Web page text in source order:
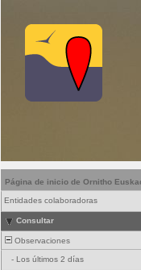
Página de inicio de Ornitho
Entidades colaboradoras
Consultar
Observaciones
- Los últimos 2 días